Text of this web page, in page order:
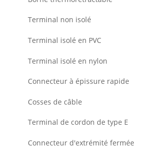
Terminal non isolé
Terminal isolé en PVC
Terminal isolé en nylon
Connecteur à épissure rapide
Cosses de câble
Terminal de cordon de type E
Connecteur d'extrémité fermée